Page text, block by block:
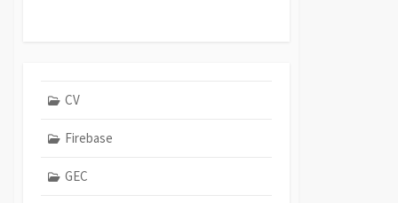
CV
Firebase
GEC